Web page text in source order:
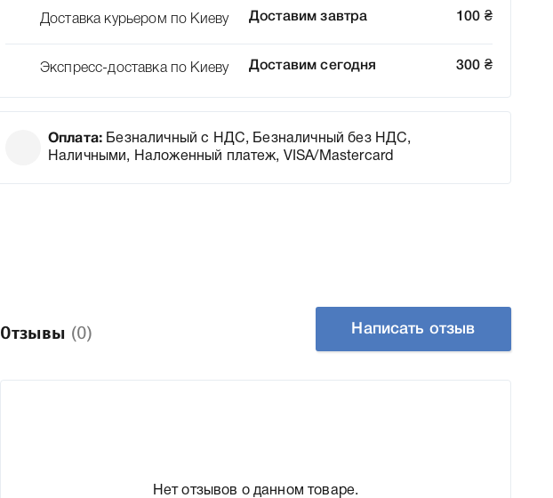
Доставка курьером по Киеву Доставим завтра 100 ₴
Экспресс-доставка по Киеву Доставим сегодня 300 ₴
Оплата: Безналичный с НДС, Безналичный без НДС,
Наличными, Наложенный платеж, VISA/Mastercard
Отзывы (0) Написать отзыв
Нет отзывов о данном товаре.